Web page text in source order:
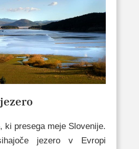
ki presega meje Slovenije.
jezero v Evropi